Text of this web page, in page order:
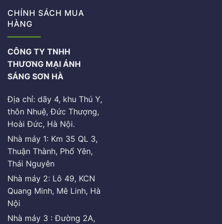
CHÍNH SÁCH MUA
HÀNG
CÔNG TY TNHH
THƯƠNG MẠI ÁNH
SÁNG SƠN HÀ
Địa chỉ: dãy 4, khu Thú Y,
thôn Nhuệ, Đức Thượng,
Hoài Đức, Hà Nội.
Nhà máy 1: Km 35 QL 3,
Thuận Thành, Phổ Yên,
Thái Nguyên
Nhà máy 2: Lô 49, KCN
Quang Minh, Mê Linh, Hà
Nội
Nhà máy 3 : Đường 2A,